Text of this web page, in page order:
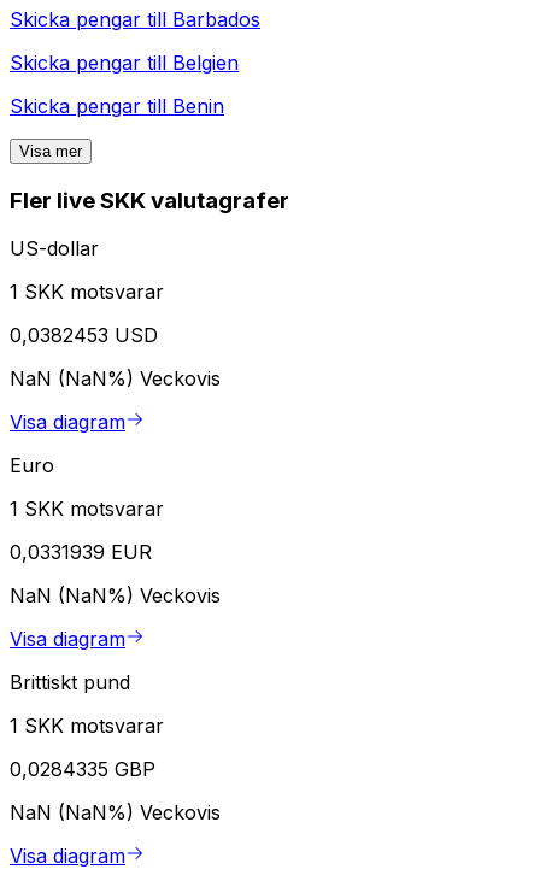
Skicka pengar till Barbados
Skicka pengar till Belgien
Skicka pengar till Benin
Visa mer
Fler live SKK valutagrafer
US-dollar
1 SKK motsvarar
0,0382453 USD
NaN (NaN%) Veckovis
Visa diagram
Euro
1 SKK motsvarar
0,0331939 EUR
NaN (NaN%) Veckovis
Visa diagram
Brittiskt pund
1 SKK motsvarar
0,0284335 GBP
NaN (NaN%) Veckovis
Visa diagram